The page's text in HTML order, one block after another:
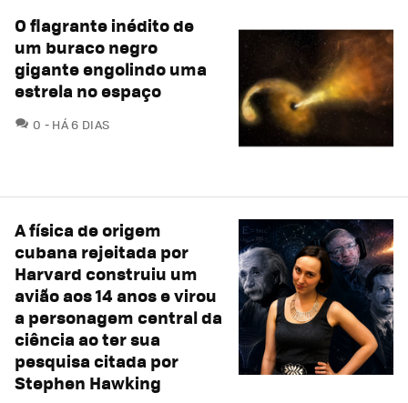
O flagrante inédito de
um buraco negro
gigante engolindo uma
estrela no espaço
0 COMENTÁRIOS
HÁ 6 DIAS
A física de origem
cubana rejeitada por
Harvard construiu um
avião aos 14 anos e virou
a personagem central da
ciência ao ter sua
pesquisa citada por
Stephen Hawking